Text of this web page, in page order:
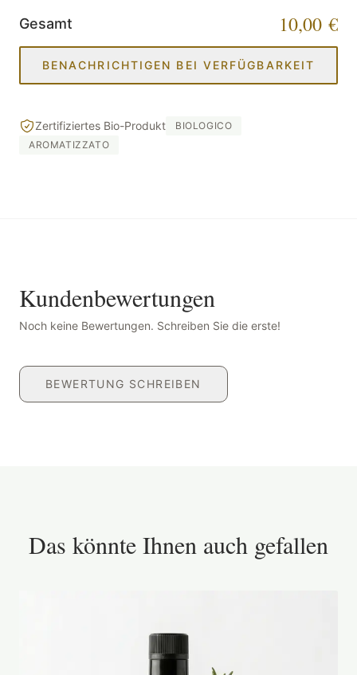
Gesamt 10,00 €
BENACHRICHTIGEN BEI VERFÜGBARKEIT
Zertifiziertes Bio-Produkt
BIOLOGICO
AROMATIZZATO
Kundenbewertungen
Noch keine Bewertungen. Schreiben Sie die erste!
BEWERTUNG SCHREIBEN
Das könnte Ihnen auch gefallen